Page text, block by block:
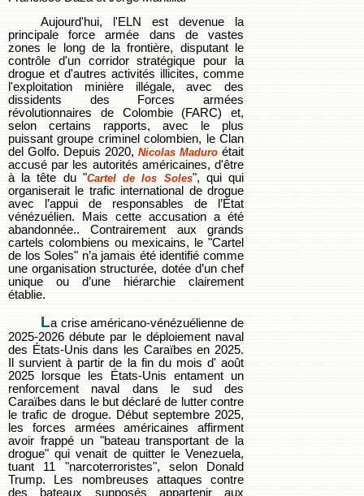
Aujourd'hui, l'ELN est devenue la
principale force armée dans de vastes
zones le long de la frontière, disputant le
contrôle d'un corridor stratégique pour la
drogue et d'autres activités illicites, comme
l'exploitation minière illégale, avec des
dissidents des Forces armées
révolutionnaires de Colombie (FARC) et,
selon certains rapports, avec le plus
puissant groupe criminel colombien, le Clan
del Golfo. Depuis 2020, Nicolas Maduro était
accusé par les autorités américaines, d'être
à la tête du "Cartel de los Soles", qui qui
organiserait le trafic international de drogue
avec l’appui de responsables de l’État
vénézuélien. Mais cette accusation a été
abandonnée.. Contrairement aux grands
cartels colombiens ou mexicains, le "Cartel
de los Soles" n’a jamais été identifié comme
une organisation structurée, dotée d’un chef
unique ou d’une hiérarchie clairement
établie.
La crise américano-vénézuélienne de
2025-2026 débute par le déploiement naval
des États-Unis dans les Caraïbes en 2025.
Il survient à partir de la fin du mois d' août
2025 lorsque les États-Unis entament un
renforcement naval dans le sud des
Caraïbes dans le but déclaré de lutter contre
le trafic de drogue. Début septembre 2025,
les forces armées américaines affirment
avoir frappé un "bateau transportant de la
drogue" qui venait de quitter le Venezuela,
tuant 11 "narcoterroristes", selon Donald
Trump. Les nombreuses attaques contre
des bateaux supposés appartenir aux